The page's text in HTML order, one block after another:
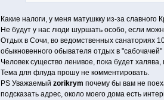
Какие налоги, у меня матушкку из-за славного
Не будут у нас люди шуршать особо, если
Отдых в Сочи, во ведомственных санаториях
обыкновенного обывателя отдых в
Человек существо ленивое, пока будет
Тема для флуда прошу не комментировать.
PS Уважаемый zorikrym почему бы вам не
подсказать адрес, около моего дома есть